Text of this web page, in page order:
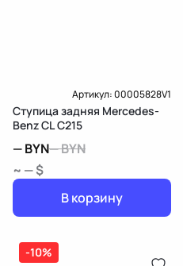
Артикул:00005828V1
Ступица задняя Mercedes-
Benz CL C215
—BYN—BYN
~ — $
В корзину
-10%